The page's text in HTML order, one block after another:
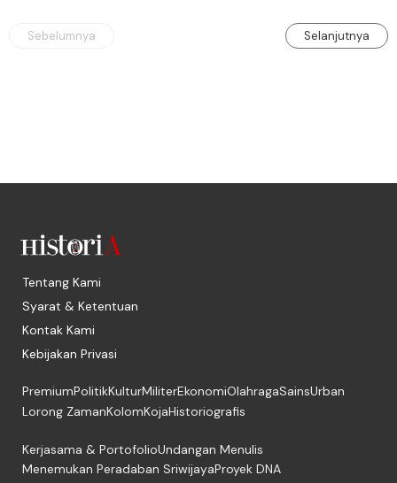
Sebelumnya Selanjutnya
Tentang Kami
Syarat & Ketentuan
Kontak Kami
Kebijakan Privasi
PremiumPolitikKulturMiliterEkonomiOlahragaSainsUrban
Lorong ZamanKolomKojaHistoriografis
Kerjasama & PortofolioUndangan Menulis
Menemukan Peradaban SriwijayaProyek DNA